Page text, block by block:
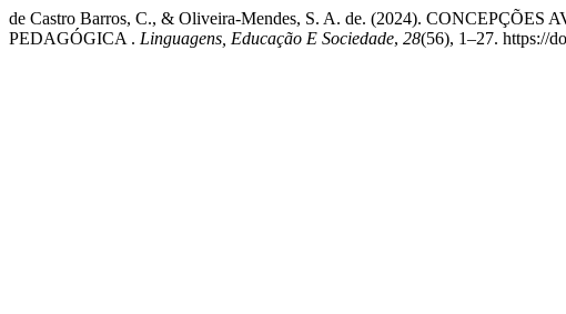
de Castro Barros, C., & Oliveira-Mendes, S. A. de. (2024).
PEDAGÓGICA . Linguagens, Educação E Sociedade, 28(56), 1–27. https://